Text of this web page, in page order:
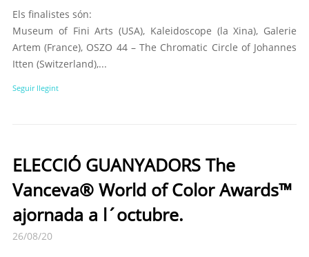
Els finalistes són:
Museum of Fini Arts (USA), Kaleidoscope (la Xina), Galerie
Artem (France), OSZO 44 – The Chromatic Circle of Johannes
Itten (Switzerland),...
Seguir llegint
ELECCIÓ GUANYADORS The
Vanceva® World of Color Awards™
ajornada a l´octubre.
26/08/20